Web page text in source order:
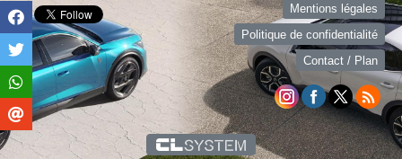
Mentions légales
Politique de confidentialité
Contact / Plan